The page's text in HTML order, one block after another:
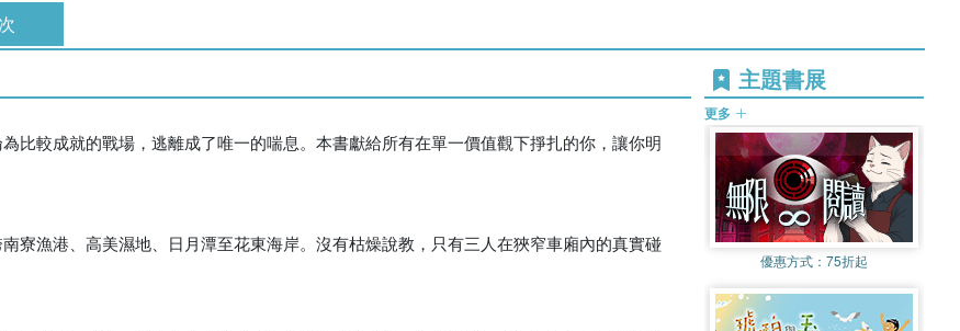
比較成就的戰場，逃離成了唯一的喘息。本書獻給所有在單一價值觀下掙扎的你，讓你明
寮漁港、高美濕地、日月潭至花東海岸。沒有枯燥說教，只有三人在狹窄車廂內的真實碰
主題書展
更多
優惠方式： 75折起